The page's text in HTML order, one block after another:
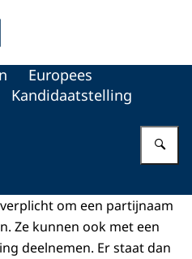
Europees
Kandidaatstelling
om een partijnaam
Ze kunnen ook met een
deelnemen. Er staat dan